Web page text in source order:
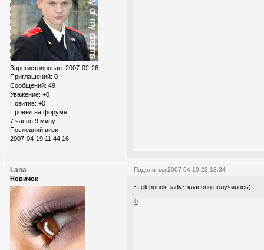
Зарегистрирован: 2007-02-26
Приглашений: 0
Сообщений: 49
Уважение: +0
Позитив: +0
Провел на форуме:
7 часов 9 минут
Последний визит:
2007-04-19 11:44:16
Поделиться2007-04-10 23:18:34
Lana
Новичок
~Lelchonok_lady~ классно получилось)
0